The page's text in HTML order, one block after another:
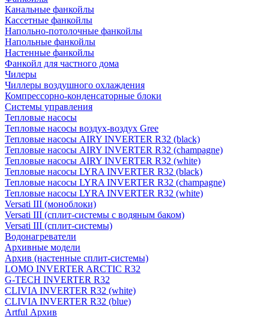
Канальные фанкойлы
Кассетные фанкойлы
Напольно-потолочные фанкойлы
Напольные фанкойлы
Настенные фанкойлы
Фанкойл для частного дома
Чилеры
Чиллеры воздушного охлаждения
Компрессорно-конденсаторные блоки
Системы управления
Тепловые насосы
Тепловые насосы воздух-воздух Gree
Тепловые насосы AIRY INVERTER R32 (black)
Тепловые насосы AIRY INVERTER R32 (champagne)
Тепловые насосы AIRY INVERTER R32 (white)
Тепловые насосы LYRA INVERTER R32 (black)
Тепловые насосы LYRA INVERTER R32 (champagne)
Тепловые насосы LYRA INVERTER R32 (white)
Versati III (моноблоки)
Versati III (сплит-системы с водяным баком)
Versati III (сплит-системы)
Водонагреватели
Архивные модели
Архив (настенные сплит-системы)
LOMO INVERTER ARCTIC R32
G-TECH INVERTER R32
CLIVIA INVERTER R32 (white)
CLIVIA INVERTER R32 (blue)
Artful Архив